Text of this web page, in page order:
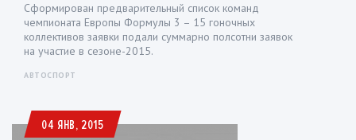
Сформирован предварительный список команд
чемпионата Европы Формулы 3 – 15 гоночных
коллективов заявки подали суммарно полсотни заявок
на участие в сезоне-2015.
АВТОСПОРТ
04 ЯНВ, 2015